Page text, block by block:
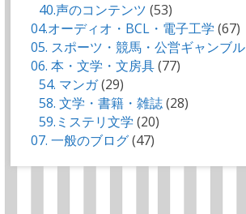
40.声のコンテンツ (53)
04.オーディオ・BCL・電子工学 (67)
05. スポーツ・競馬・公営ギャンブル
06. 本・文学・文房具(77)
54. マンガ(29)
58. 文学・書籍・雑誌(28)
59.ミステリ文学 (20)
07. 一般のブログ(47)